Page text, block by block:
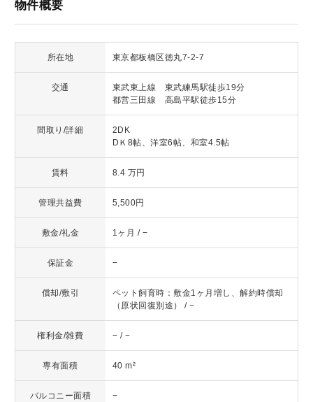
物件概要
所在地 東京都板橋区徳丸7-2-7
交通
東武東上線 東武練馬駅徒歩19分
都営三田線 高島平駅徒歩15分
間取り/詳細
2DK
DＫ8帖、洋室6帖、和室4.5帖
賃料 8.4 万円
管理共益費 5,500円
敷金/礼金 1ヶ月 / −
保証金 −
償却/敷引
ペット飼育時：敷金1ヶ月増し、解約時償却
（原状回復別途） / −
権利金/雑費 − / −
専有面積 40 m²
バルコニー面積 −